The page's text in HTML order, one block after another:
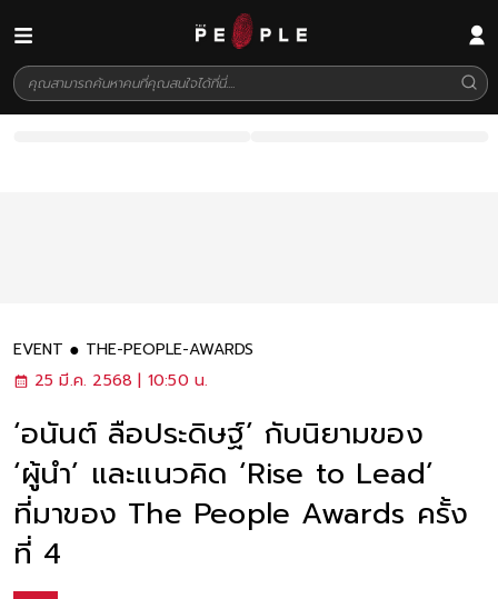
EVENT
THE-PEOPLE-AWARDS
25 มี.ค. 2568 | 10:50 น.
‘อนันต์ ลือประดิษฐ์’ กับนิยามของ
‘ผู้นำ’ และแนวคิด ‘Rise to Lead’
ที่มาของ The People Awards ครั้ง
ที่ 4